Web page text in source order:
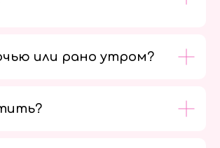
или рано утром?